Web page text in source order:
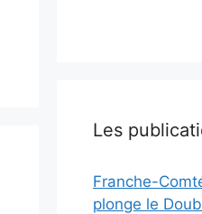
Les
Franche-
plonge le